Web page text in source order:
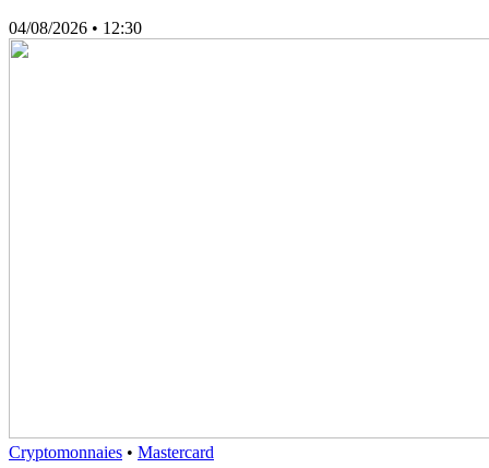
04/08/2026 • 12:30
Cryptomonnaies • Mastercard